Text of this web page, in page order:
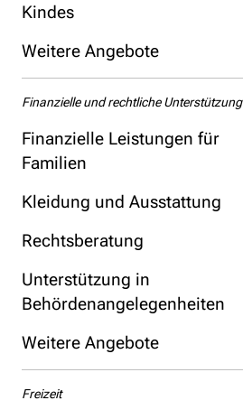
Kindes
Weitere Angebote
Finanzielle und rechtliche Unterstützung
Finanzielle Leistungen für
Familien
Kleidung und Ausstattung
Rechtsberatung
Unterstützung in
Behördenangelegenheiten
Weitere Angebote
Freizeit